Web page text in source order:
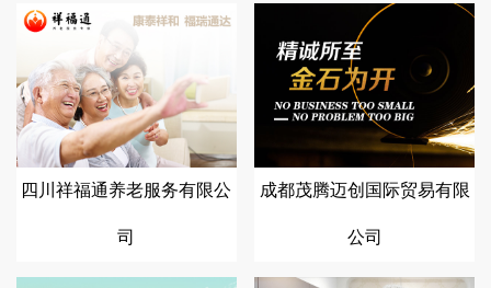
四川祥福通养老服务有限公
司
成都茂腾迈创国际贸易有限
公司